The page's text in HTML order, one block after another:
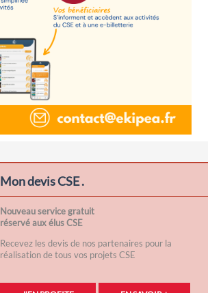
Mon devis CSE .
Nouveau service gratuit
réservé aux élus CSE
Recevez les devis de nos partenaires pour la
réalisation de tous vos projets CSE